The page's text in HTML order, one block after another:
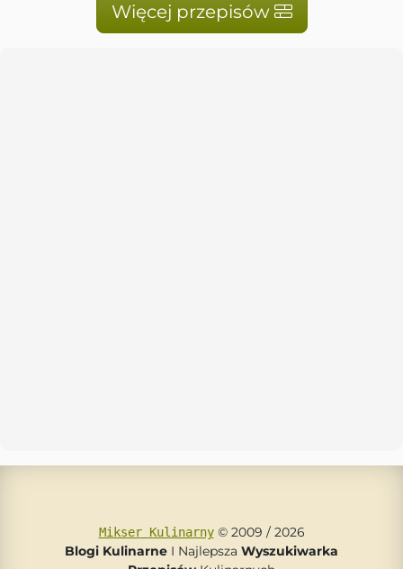
Więcej przepisów
Mikser Kulinarny© 2009 / 2026
Blogi Kulinarne I Najlepsza Wyszukiwarka